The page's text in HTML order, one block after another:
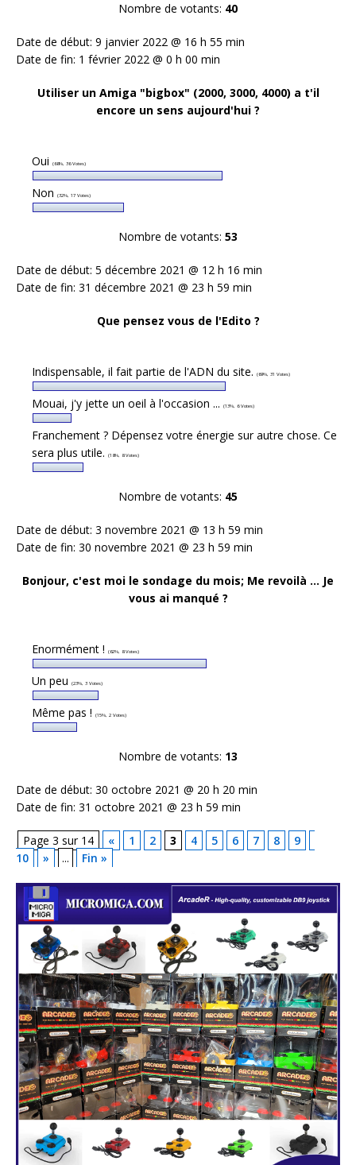
Nombre de votants: 40
Date de début: 9 janvier 2022 @ 16 h 55 min
Date de fin: 1 février 2022 @ 0 h 00 min
Utiliser un Amiga "bigbox" (2000, 3000, 4000) a t'il
encore un sens aujourd'hui ?
Oui (68%, 36 Votes)
Non (32%, 17 Votes)
Nombre de votants: 53
Date de début: 5 décembre 2021 @ 12 h 16 min
Date de fin: 31 décembre 2021 @ 23 h 59 min
Que pensez vous de l'Edito ?
Indispensable, il fait partie de l'ADN du site. (69%, 31 Votes)
Mouai, j'y jette un oeil à l'occasion ... (13%, 6 Votes)
Franchement ? Dépensez votre énergie sur autre chose. Ce
sera plus utile.
(18%, 8 Votes)
Nombre de votants: 45
Date de début: 3 novembre 2021 @ 13 h 59 min
Date de fin: 30 novembre 2021 @ 23 h 59 min
Bonjour, c'est moi le sondage du mois; Me revoilà ... Je
vous ai manqué ?
Enormément ! (62%, 8 Votes)
Un peu (23%, 3 Votes)
Même pas ! (15%, 2 Votes)
Nombre de votants: 13
Date de début: 30 octobre 2021 @ 20 h 20 min
Date de fin: 31 octobre 2021 @ 23 h 59 min
Page 3 sur 14 « 1 2 3 4 5 6 7 8
9
10
» ... Fin »